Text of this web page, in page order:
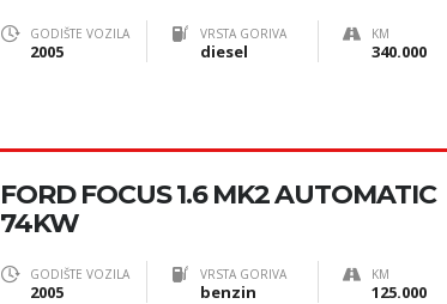
GODIŠTE VOZILA
2005
VRSTA GORIVA
diesel
KM
340.000
FORD FOCUS 1.6 MK2 AUTOMATIC
74KW
GODIŠTE VOZILA
2005
VRSTA GORIVA
benzin
KM
125.000